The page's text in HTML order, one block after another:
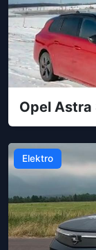
Opel Astra
Elektro